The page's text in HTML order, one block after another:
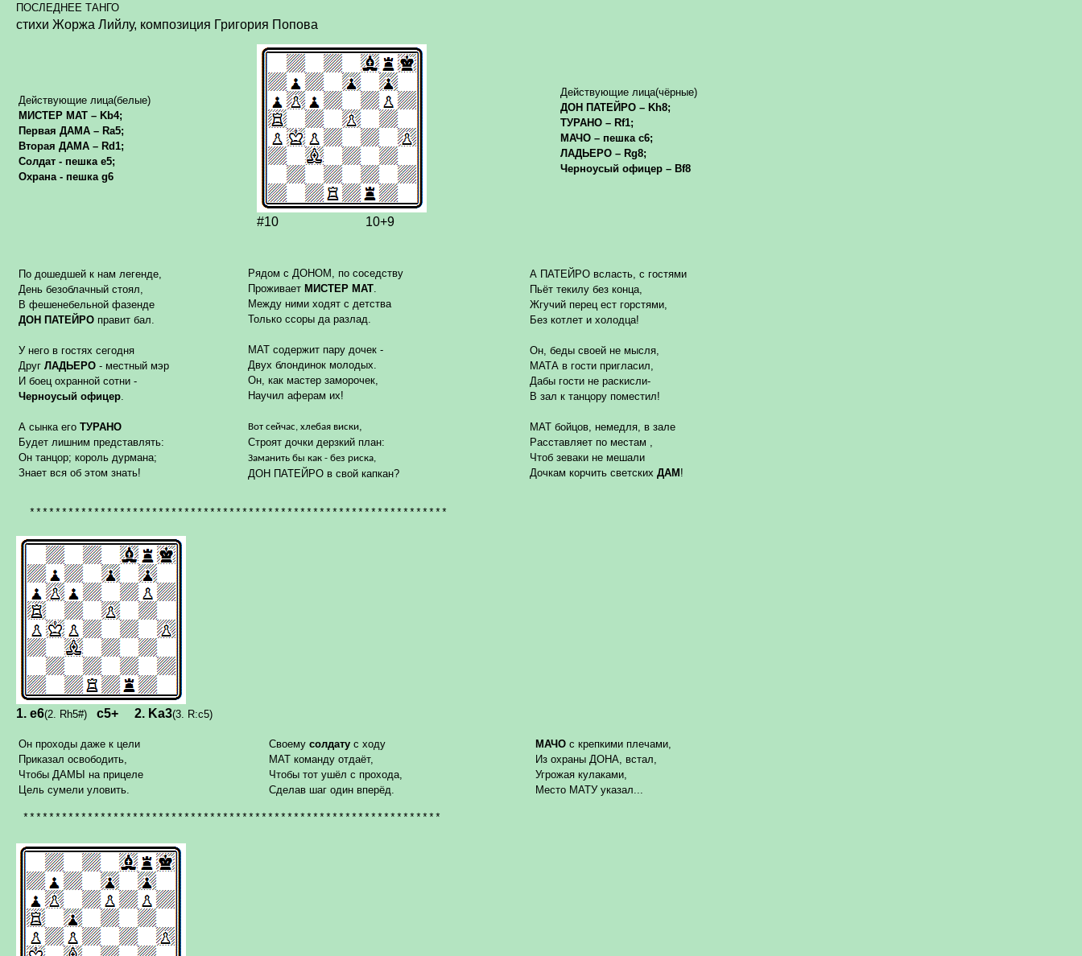
ПОСЛЕДНЕЕ ТАНГО
стихи Жоржа Лийлу, композиция Григория Попова
Действующие лица(белые)
МИСТЕР МАТ – Kb4;
Первая ДАМА – Ra5;
Вторая ДАМА – Rd1;
Солдат - пешка e5;
Охрана - пешка g6
#10 10+9
Действующие лица(чёрные)
ДОН ПАТЕЙРО – Kh8;
ТУРАНО – Rf1;
МАЧО – пешка c6;
ЛАДЬЕРО – Rg8;
Черноусый офицер – Bf8
По дошедшей к нам легенде,
День безоблачный стоял,
В фешенебельной фазенде
ДОН ПАТЕЙРО правит бал.
У него в гостях сегодня
Друг ЛАДЬЕРО - местный мэр
И боец охранной сотни -
Черноусый офицер.
А сынка его ТУРАНО
Будет лишним представлять:
Он танцор; король дурмана;
Знает вся об этом знать!
Рядом с ДОНОМ, по соседству
Проживает МИСТЕР МАТ.
Между ними ходят с детства
Только ссоры да разлад.
МАТ содержит пару дочек -
Двух блондинок молодых.
Он, как мастер заморочек,
Научил аферам их!
Вот сейчас, хлебая виски,
Строят дочки дерзкий план:
Заманить бы как - без риска,
ДОН ПАТЕЙРО в свой капкан?
А ПАТЕЙРО всласть, с гостями
Пьёт текилу без конца,
Жгучий перец ест горстями,
Без котлет и холодца!
Он, беды своей не мысля,
МАТА в гости пригласил,
Дабы гости не раскисли-
В зал к танцору поместил!
МАТ бойцов, немедля, в зале
Расставляет по местам ,
Чтоб зеваки не мешали
Дочкам корчить светских ДАМ !
*****************************************************************
1. e6(2. Rh5#) c5+ 2. Ka3(3. R:c5)
Он проходы даже к цели
Приказал освободить,
Чтобы ДАМЫ на прицеле
Цель сумели уловить.
Своему солдату с ходу
МАТ команду отдаёт,
Чтобы тот ушёл с прохода,
Сделав шаг один вперёд.
МАЧО с крепкими плечами,
Из охраны ДОНА, встал,
Угрожая кулаками,
Место МАТУ указал...
*****************************************************************